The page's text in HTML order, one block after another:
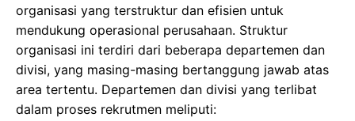
organisasi yang terstruktur dan efisien untuk
mendukung operasional perusahaan. Struktur
organisasi ini terdiri dari beberapa departemen dan
divisi, yang masing-masing bertanggung jawab atas
area tertentu. Departemen dan divisi yang terlibat
dalam proses rekrutmen meliputi: